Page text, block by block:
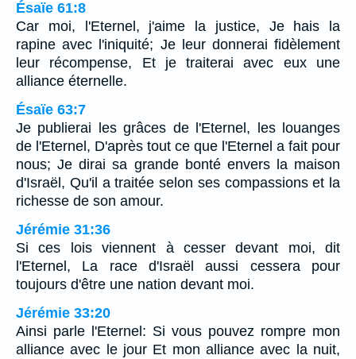
Ésaïe 61:8
Car moi, l'Eternel, j'aime la justice, Je hais la
rapine avec l'iniquité; Je leur donnerai fidèlement
leur récompense, Et je traiterai avec eux une
alliance éternelle.
Ésaïe 63:7
Je publierai les grâces de l'Eternel, les louanges
de l'Eternel, D'après tout ce que l'Eternel a fait pour
nous; Je dirai sa grande bonté envers la maison
d'Israël, Qu'il a traitée selon ses compassions et la
richesse de son amour.
Jérémie 31:36
Si ces lois viennent à cesser devant moi, dit
l'Eternel, La race d'Israël aussi cessera pour
toujours d'être une nation devant moi.
Jérémie 33:20
Ainsi parle l'Eternel: Si vous pouvez rompre mon
alliance avec le jour Et mon alliance avec la nuit,